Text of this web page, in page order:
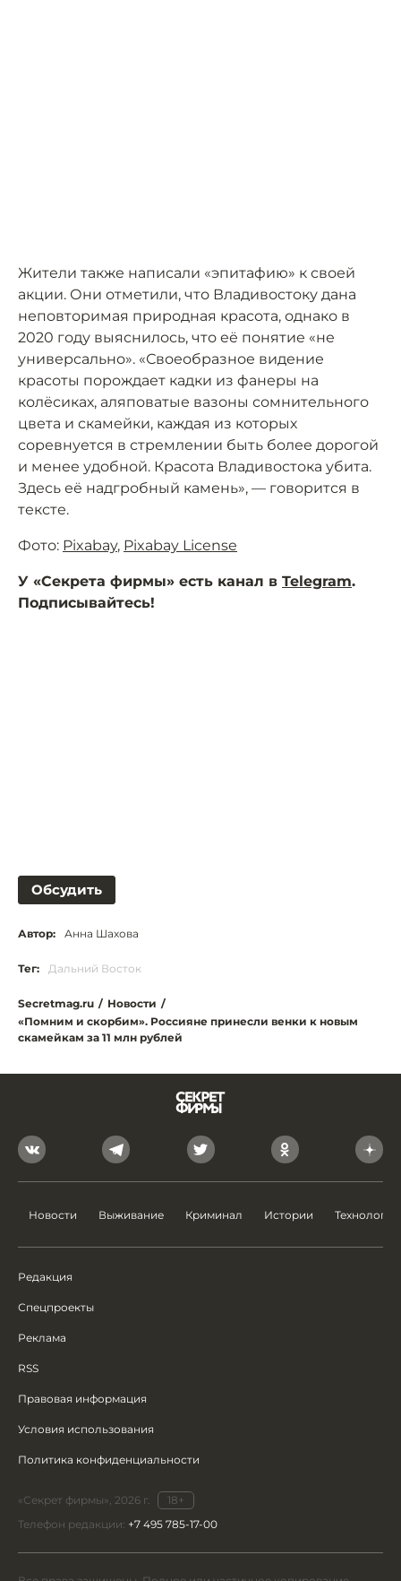
Жители также написали «эпитафию» к своей
акции. Они отметили, что Владивостоку дана
неповторимая природная красота, однако в
2020 году выяснилось, что её понятие «не
универсально». «Своеобразное видение
красоты порождает кадки из фанеры на
колёсиках, аляповатые вазоны сомнительного
цвета и скамейки, каждая из которых
соревнуется в стремлении быть более дорогой
и менее удобной. Красота Владивостока убита.
Здесь её надгробный камень», — говорится в
тексте.
Фото: Pixabay, Pixabay License
У «Секрета фирмы» есть канал в Telegram.
Подписывайтесь!
Обсудить
Автор: Анна Шахова
Тег: Дальний Восток
Secretmag.ru / Новости /
«Помним и скорбим». Россияне принесли венки к новым
скамейкам за 11 млн рублей
Новости Выживание Криминал Истории Технологии
Редакция
Спецпроекты
Реклама
RSS
Правовая информация
Условия использования
Политика конфиденциальности
«Секрет фирмы», 2026 г.
18+
Телефон редакции: +7 495 785-17-00